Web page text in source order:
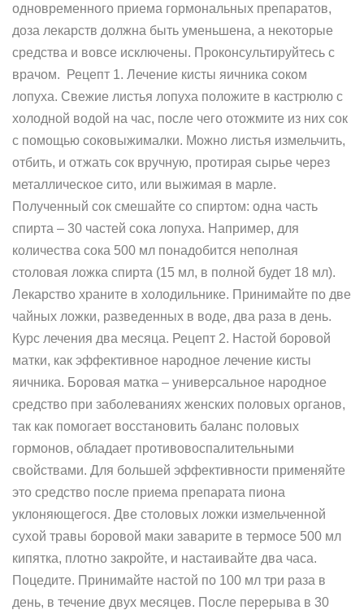
одновременного приема гормональных препаратов,
доза лекарств должна быть уменьшена, а некоторые
средства и вовсе исключены. Проконсультируйтесь с
врачом. Рецепт 1. Лечение кисты яичника соком
лопуха. Свежие листья лопуха положите в кастрюлю с
холодной водой на час, после чего отожмите из них сок
с помощью соковыжималки. Можно листья измельчить,
отбить, и отжать сок вручную, протирая сырье через
металлическое сито, или выжимая в марле.
Полученный сок смешайте со спиртом: одна часть
спирта – 30 частей сока лопуха. Например, для
количества сока 500 мл понадобится неполная
столовая ложка спирта (15 мл, в полной будет 18 мл).
Лекарство храните в холодильнике. Принимайте по две
чайных ложки, разведенных в воде, два раза в день.
Курс лечения два месяца. Рецепт 2. Настой боровой
матки, как эффективное народное лечение кисты
яичника. Боровая матка – универсальное народное
средство при заболеваниях женских половых органов,
так как помогает восстановить баланс половых
гормонов, обладает противовоспалительными
свойствами. Для большей эффективности применяйте
это средство после приема препарата пиона
уклоняющегося. Две столовых ложки измельченной
сухой травы боровой маки заварите в термосе 500 мл
кипятка, плотно закройте, и настаивайте два часа.
Поцедите. Принимайте настой по 100 мл три раза в
день, в течение двух месяцев. После перерыва в 30